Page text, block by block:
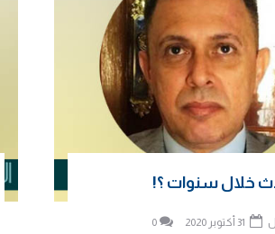
خلال سنوات ؟!
0